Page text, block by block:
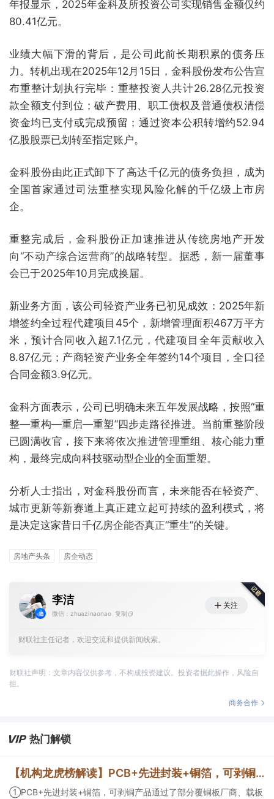
年报显示，2025年金科及所投资公司实现销售金额仅约
80.41亿元。
业绩大幅下滑的背后，是公司此前长期积累的债务压
力。转机出现在2025年12月15日，金科股份发布公告宣
布重整计划执行完毕：重整投资人共计26.28亿元投资
款全额支付到位；破产费用、职工债权及普通债权清偿
资金均已支付或完成预留；通过资本公积转增约52.94
亿股股票已划转至指定账户。
金科股份由此正式卸下了高达千亿元的债务负担，成为
全国首家通过司法重整实现风险化解的千亿级上市房
企。
重整完成后，金科股份正加速推进从传统房地产开发
向“不动产综合运营商”的战略转型。据悉，新一届董事
会已于2025年10月完成换届。
新业务方面，该公司轻资产业务已初见成效：2025年新
增签约全过程代建项目45个，新增管理面积467万平方
米，预计合同收入超7.1亿元，代建项目全年贡献收入
8.87亿元；产商轻资产业务全年签约14个项目，全口径
合同金额3.9亿元。
金科方面表示，公司已明确未来五年发展战略，按照“重
整—重构—重启—重塑”四步走路径推进。当前重整阶段
已圆满收官，接下来将依次推进管理重组、核心能力重
构，最终完成向科技驱动型企业的全面重塑。
分析人士指出，对金科股份而言，未来能否在轻资产、
城市更新等新赛道上真正建立起可持续的盈利模式，将
是决定这家昔日千亿房企能否真正“重生”的关键。
房地产头条 房企动态
李洁
微信：zhuazinaonao 复制
关注
财联社主任记者，欢迎交流和提供新闻线索。
财联社声明：文章内容仅供参考，不构成投资建议。投资者据此操作，风险自
担。
商务合作
热门解锁
【机构龙虎榜解读】PCB+先进封装+铜箔，可剥铜产品通过了部分覆铜板厂商、载板厂商及相关芯片终端的认证，持续获得小批量订单，主要应用场景包括芯片封装光模块用PCB，机构大额净买入这家公司
①PCB+先进封装+铜箔，可剥铜产品通过了部分覆铜板厂商、载板